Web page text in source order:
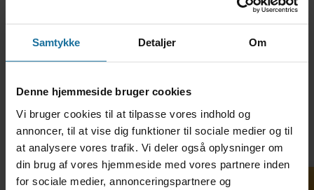
Samtykke Detaljer Om
Denne hjemmeside bruger cookies
Vi bruger cookies til at tilpasse vores indhold og
annoncer, til at vise dig funktioner til sociale medier og til
at analysere vores trafik. Vi deler også oplysninger om
din brug af vores hjemmeside med vores partnere inden
for sociale medier, annonceringspartnere og
Tilmeld dig hér